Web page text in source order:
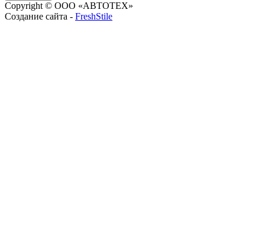
Copyright © ООО «АВТОТЕХ»
Создание сайта - FreshStile